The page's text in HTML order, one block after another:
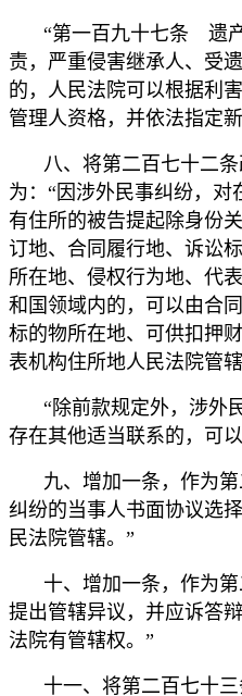
“第一百九十七条 遗
责，严重侵害继承人、受
的，人民法院可以根据利
管理人资格，并依法指定
八、将第二百七十二
为：“因涉外民事纠纷，
有住所的被告提起除身份
订地、合同履行地、诉讼
所在地、侵权行为地、代
和国领域内的，可以由合
标的物所在地、可供扣押
表机构住所地人民法院管辖
“除前款规定外，涉外
存在其他适当联系的，可
九、增加一条，作为
纠纷的当事人书面协议选
民法院管辖。”
十、增加一条，作为
提出管辖异议，并应诉答
法院有管辖权。”
十一、将第二百七十